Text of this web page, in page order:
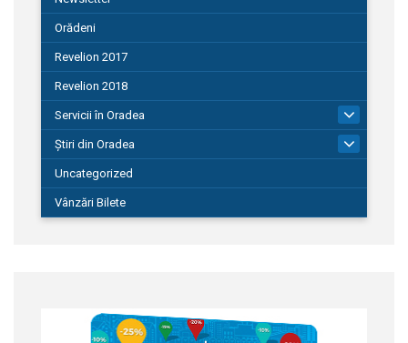
Orădeni
Revelion 2017
Revelion 2018
Servicii în Oradea
Știri din Oradea
Uncategorized
Vânzări Bilete